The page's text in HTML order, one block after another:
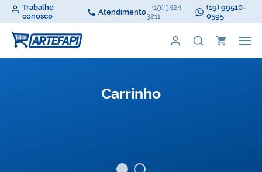
Trabalhe
conosco
Atendimento
(19) 3424-
3211
(19) 99510-
0595
Carrinho
‹ ›